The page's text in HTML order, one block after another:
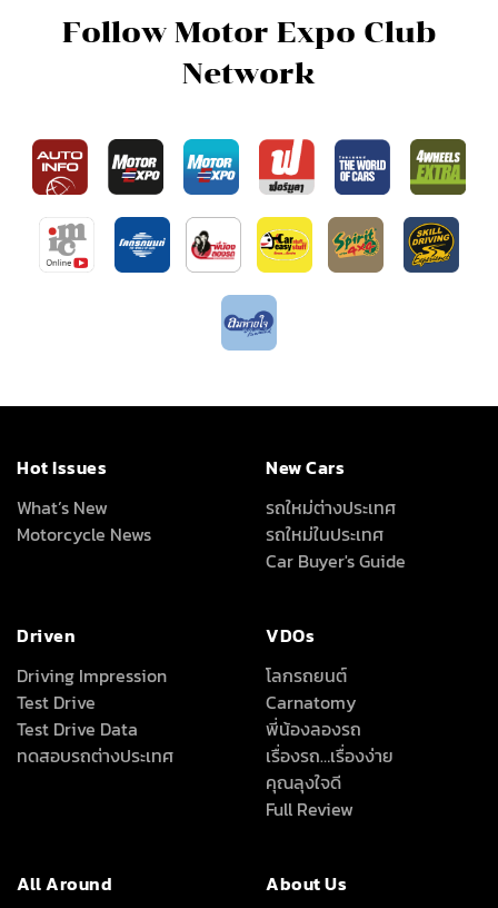
Follow Motor Expo Club
Network
Hot Issues
What’s New
Motorcycle News
New Cars
รถใหม่ต่างประเทศ
รถใหม่ในประเทศ
Car Buyer's Guide
Driven
Driving Impression
Test Drive
Test Drive Data
ทดสอบรถต่างประเทศ
VDOs
โลกรถยนต์
Carnatomy
พี่น้องลองรถ
เรื่องรถ…เรื่องง่าย
คุณลุงใจดี
Full Review
All Around
About Us